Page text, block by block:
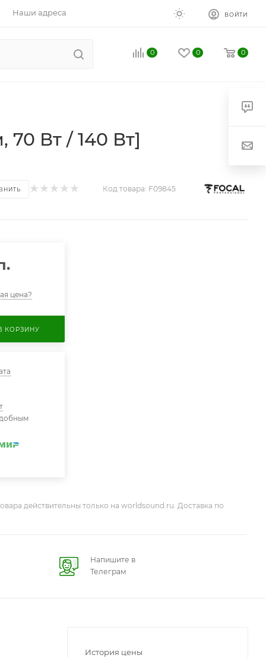
Наши адреса ВОЙТИ
0 0 0
70 Вт / 140 Вт]
Код товара: F09845
цена?
КОРЗИНУ
действительны только на worldsound.ru. Доставка по
Напишите в
Телеграм
История цены